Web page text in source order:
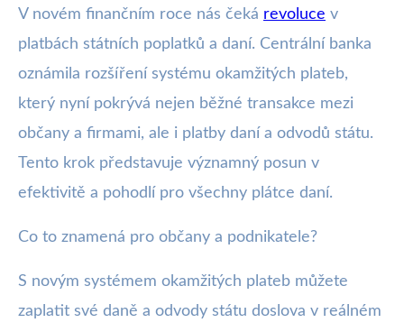
Okamžité platby pro veřejné
poplatky!
V novém finančním roce nás čeká revoluce v
platbách státních poplatků a daní. Centrální banka
oznámila rozšíření systému okamžitých plateb,
který nyní pokrývá nejen běžné transakce mezi
občany a firmami, ale i platby daní a odvodů státu.
Tento krok představuje významný posun v
efektivitě a pohodlí pro všechny plátce daní.
Co to znamená pro občany a podnikatele?
S novým systémem okamžitých plateb můžete
zaplatit své daně a odvody státu doslova v reálném